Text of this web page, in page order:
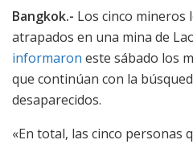
Bangkok.- Los cinco mineros
atrapados en una mina de
informaron este sábado los
que continúan con la
desaparecidos.
«En total, las cinco personas